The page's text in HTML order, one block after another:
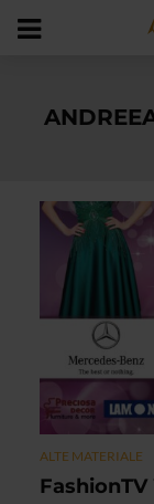
ALTE MATERIALE